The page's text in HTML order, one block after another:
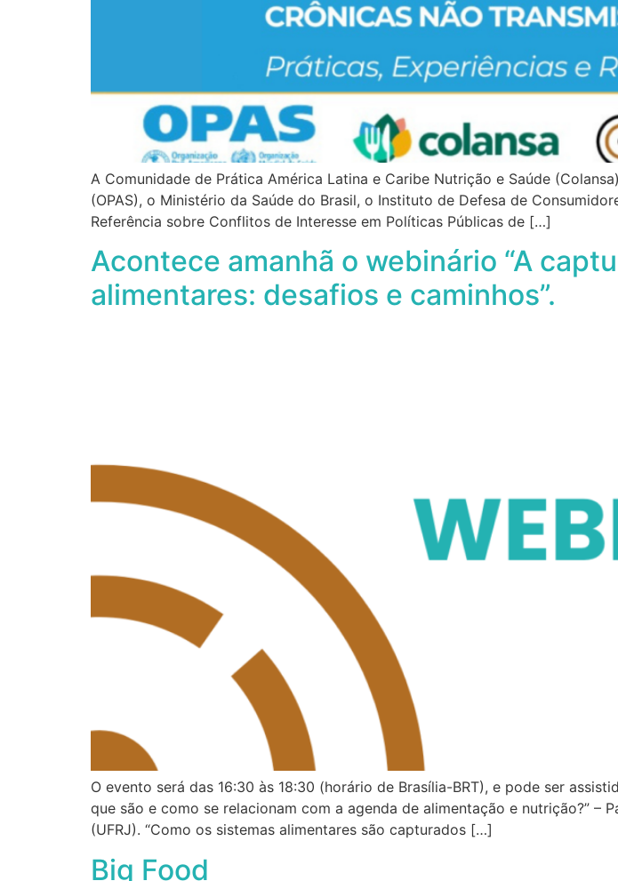
A Comunidade de Prática América Latina e Caribe Nutrição e Saúde
(OPAS), o Ministério da Saúde do Brasil, o Instituto de Defesa de
Referência sobre Conflitos de Interesse em Políticas Públicas de […]
Acontece amanhã o webinário “A
alimentares: desafios e caminhos”.
O evento será das 16:30 às 18:30 (horário de Brasília-BRT), e pode ser
que são e como se relacionam com a agenda de alimentação e nutrição?” –
(UFRJ). “Como os sistemas alimentares são capturados […]
Big Food